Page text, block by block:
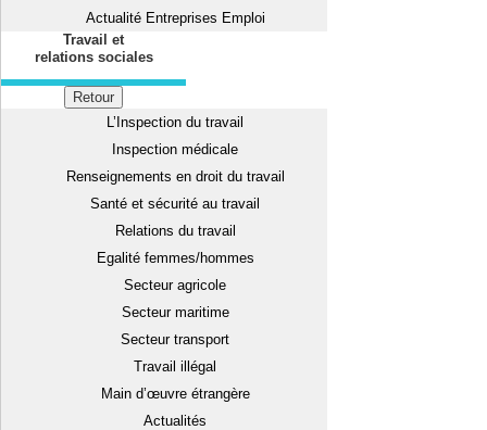
Actualité Entreprises Emploi
Travail et
relations sociales
Retour
L’Inspection du travail
Inspection médicale
Renseignements en droit du travail
Santé et sécurité au travail
Relations du travail
Egalité femmes/hommes
Secteur agricole
Secteur maritime
Secteur transport
Travail illégal
Main d’œuvre étrangère
Actualités